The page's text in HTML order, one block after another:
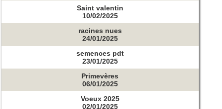
Saint valentin
10/02/2025
racines nues
24/01/2025
semences pdt
23/01/2025
Primevères
06/01/2025
Voeux 2025
02/01/2025